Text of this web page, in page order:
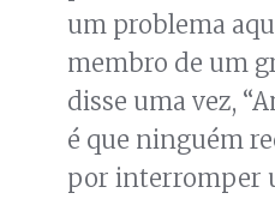
um problema
membro de um
disse uma vez,
é que ninguém
por interromper